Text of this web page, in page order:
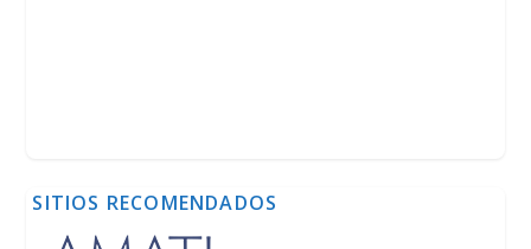
SITIOS RECOMENDADOS